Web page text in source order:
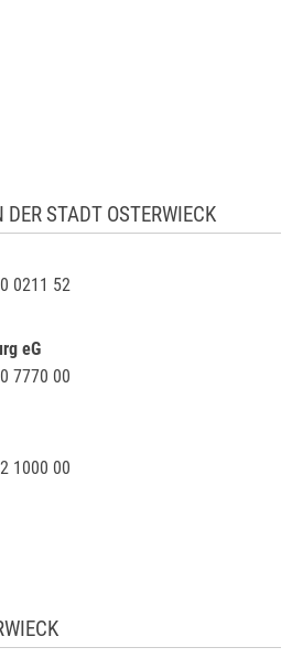
STADT OSTERWIECK
0211 52
eG
7770 00
1000 00